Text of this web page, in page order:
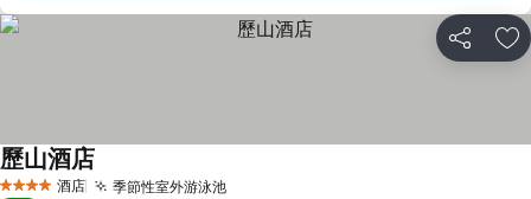
分享 放
4 星級 酒店 季節性室外游泳池
歷山酒店